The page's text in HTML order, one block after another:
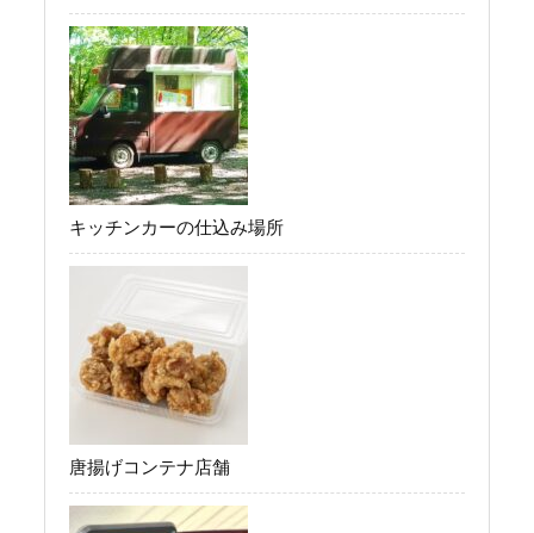
キッチンカーの仕込み場所
唐揚げコンテナ店舗